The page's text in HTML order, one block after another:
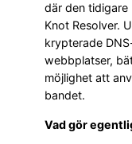
där den tidigare
Knot Resolver.
krypterade
webbplatser,
möjlighet att
bandet.
Vad gör